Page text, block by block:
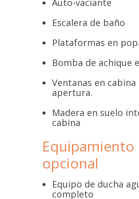
Auto-vaciante
Escalera de baño
Plataformas en
Bomba de achique
Ventanas en cabina
apertura.
Madera en suelo
cabina
Equipamiento
opcional
Equipo de ducha
completo